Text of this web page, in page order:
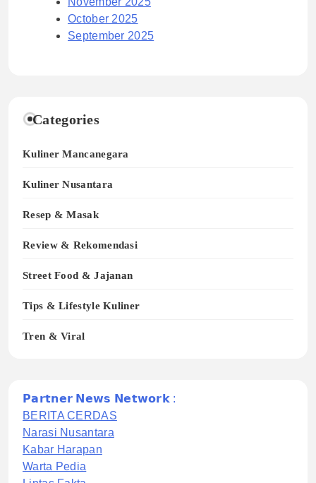
October 2025
September 2025
Categories
Kuliner Mancanegara
Kuliner Nusantara
Resep & Masak
Review & Rekomendasi
Street Food & Jajanan
Tips & Lifestyle Kuliner
Tren & Viral
𝗣𝗮𝗿𝘁𝗻𝗲𝗿 𝗡𝗲𝘄𝘀 𝗡𝗲𝘁𝘄𝗼𝗿𝗸 :
BERITA CERDAS
Narasi Nusantara
Kabar Harapan
Warta Pedia